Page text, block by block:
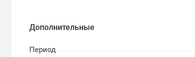
Дополнительные
Период